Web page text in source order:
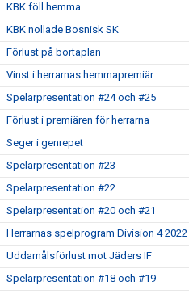
KBK föll hemma
KBK nollade Bosnisk SK
Förlust på bortaplan
Vinst i herrarnas hemmapremiär
Spelarpresentation #24 och #25
Förlust i premiären för herrarna
Seger i genrepet
Spelarpresentation #23
Spelarpresentation #22
Spelarpresentation #20 och #21
Herrarnas spelprogram Division 4 2022
Uddamålsförlust mot Jäders IF
Spelarpresentation #18 och #19